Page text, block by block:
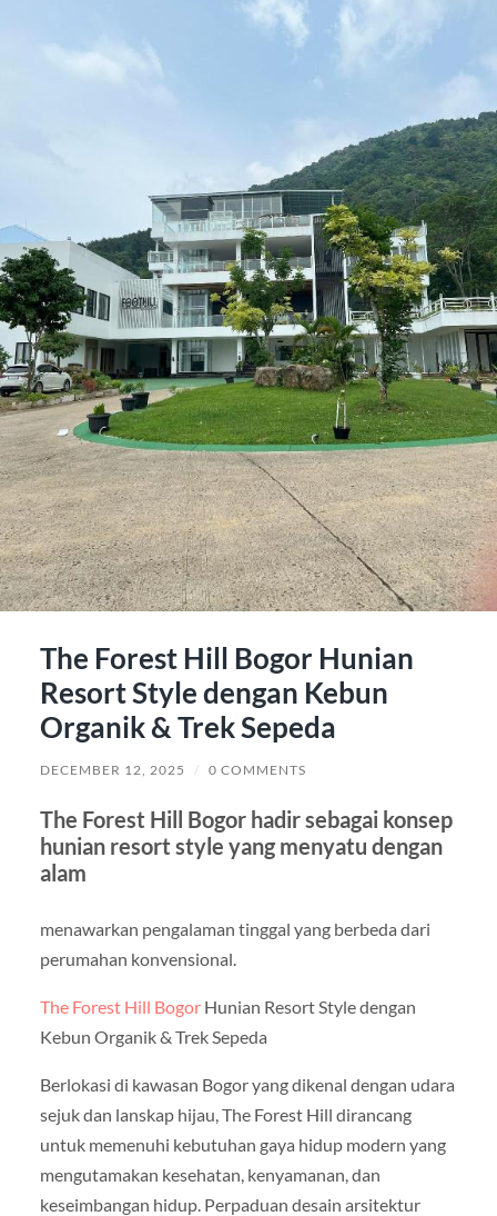
The Forest Hill Bogor Hunian
Resort Style dengan Kebun
Organik & Trek Sepeda
DECEMBER 12, 2025 / 0 COMMENTS
The Forest Hill Bogor hadir sebagai konsep
hunian resort style yang menyatu dengan
alam
menawarkan pengalaman tinggal yang berbeda dari
perumahan konvensional.
The Forest Hill BogorHunian Resort Style dengan
Kebun Organik & Trek Sepeda
Berlokasi di kawasan Bogor yang dikenal dengan udara
sejuk dan lanskap hijau, The Forest Hill dirancang
untuk memenuhi kebutuhan gaya hidup modern yang
mengutamakan kesehatan, kenyamanan, dan
keseimbangan hidup. Perpaduan desain arsitektur